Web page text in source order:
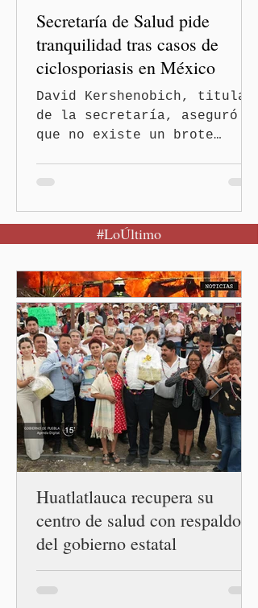
Secretaría de Salud pide
tranquilidad tras casos de
ciclosporiasis en México
David Kershenobich, titular
de la secretaría, aseguró
que no existe un brote
secretario de Salud
federal, David Kershenobich
exista un brote activo de
ciclosporiasis en México,
luego del incremento de
casos registrado en Estados
Unidos. Durante la
conferencia matutina en
Palacio Nacional, el
funcionario informó que en
el país únicamente se han
confirmado 33 casos de esta
enferme
#LoÚltimo
Huatlatlauca recupera su
centro de salud con respaldo
del gobierno estatal